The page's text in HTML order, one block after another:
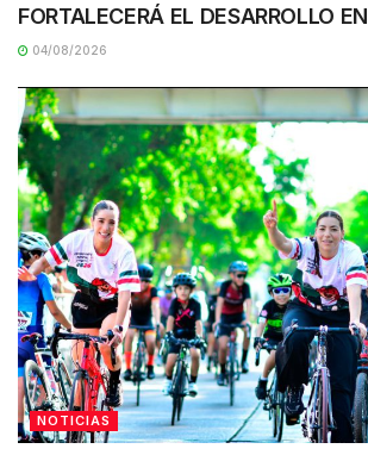
FORTALECERÁ EL DESARROLLO
04/08/2026
NOTICIAS